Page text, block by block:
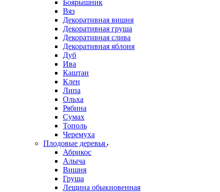
Боярышник
Вяз
Декоративная вишня
Декоративная груша
Декоративная слива
Декоративная яблоня
Дуб
Ива
Каштан
Клен
Липа
Ольха
Рябина
Сумах
Тополь
Черемуха
Плодовые деревья
Абрикос
Алыча
Вишня
Груша
Лещина обыкновенная